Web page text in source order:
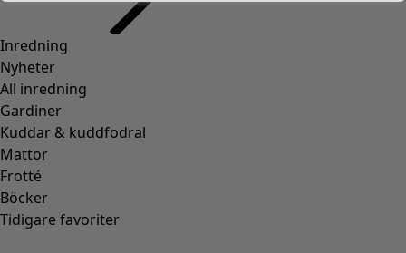
Inredning
Nyheter
All inredning
Gardiner
Kuddar & kuddfodral
Mattor
Frotté
Böcker
Tidigare favoriter